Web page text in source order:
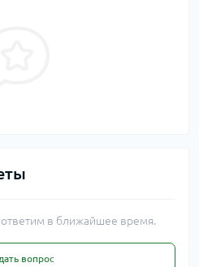
в ближайшее время.
вопрос